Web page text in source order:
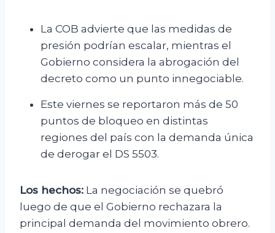
La COB advierte que las medidas de
presión podrían escalar, mientras el
Gobierno considera la abrogación del
decreto como un punto innegociable.
Este viernes se reportaron más de 50
puntos de bloqueo en distintas
regiones del país con la demanda única
de derogar el DS 5503.
Los hechos: La negociación se quebró
luego de que el Gobierno rechazara la
principal demanda del movimiento obrero.